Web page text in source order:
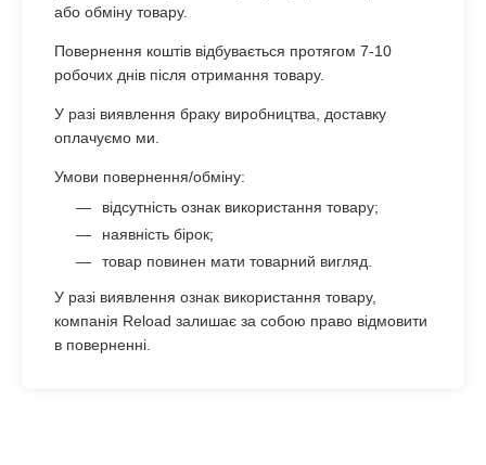
або обміну товару.
Повернення коштів відбувається протягом 7-10
робочих днів після отримання товару.
У разі виявлення браку виробництва, доставку
оплачуємо ми.
Умови повернення/обміну:
відсутність ознак використання товару;
наявність бірок;
товар повинен мати товарний вигляд.
У разі виявлення ознак використання товару,
компанія Reload залишає за собою право відмовити
в поверненні.